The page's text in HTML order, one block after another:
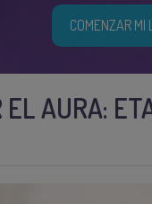
COMENZAR MI
AURA: